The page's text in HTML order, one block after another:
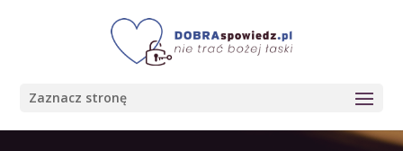
Zaznacz stronę